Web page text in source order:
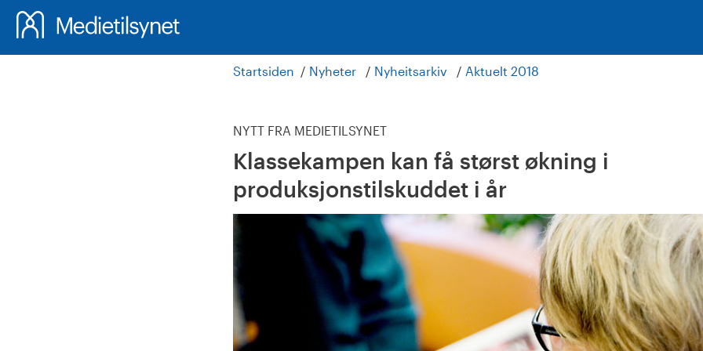
Startsiden Nyheter Nyheitsarkiv Aktuelt 2018
NYTT FRA MEDIETILSYNET
Klassekampen kan få størst økning i
produksjonstilskuddet i år